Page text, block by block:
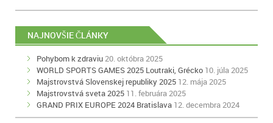
NAJNOVŠIE ČLÁNKY
Pohybom k zdraviu20. októbra 2025
WORLD SPORTS GAMES 2025 Loutraki, Grécko 10. júla 2025
Majstrovstvá Slovenskej republiky 2025 12. mája 2025
Majstrovstvá sveta 2025 11. februára 2025
GRAND PRIX EUROPE 2024 Bratislava 12. decembra 2024